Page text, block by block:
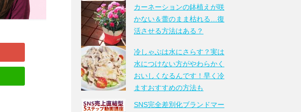
カーネーションの鉢植えが咲
かない＆蕾のまま枯れる…復
活させる方法はある？
冷しゃぶは水にさらす？実は
水につけない方がやわらかく
おいしくなるんです！早く冷
ますおすすめの方法も
SNS完全差別化ブランドマー